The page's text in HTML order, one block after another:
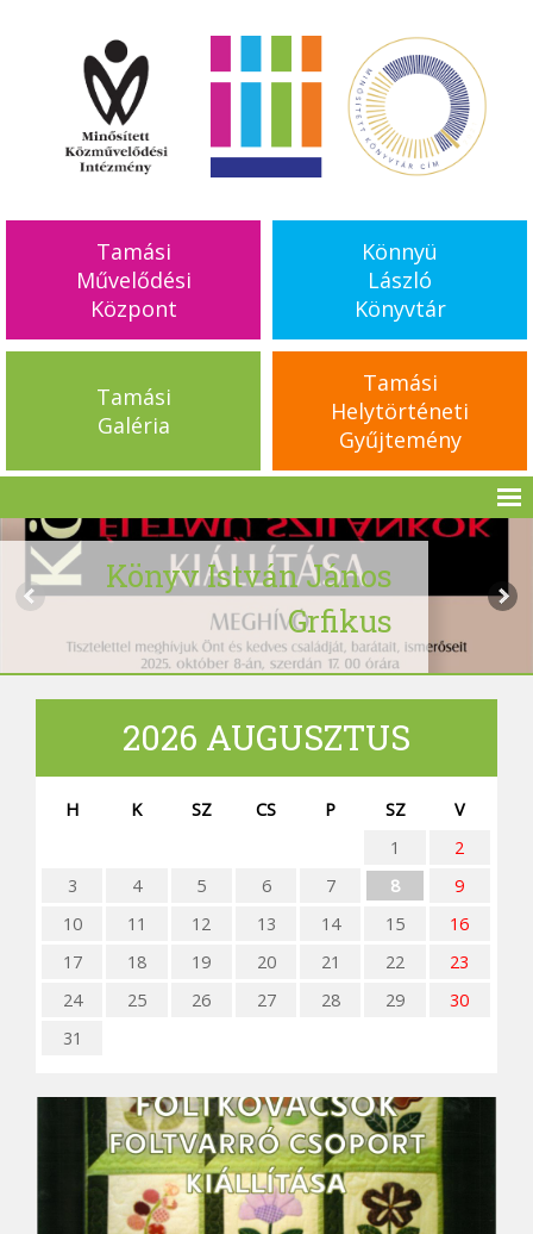
Tamási
Művelődési
Központ
Könnyü
László
Könyvtár
Tamási
Galéria
Tamási
Helytörténeti
Gyűjtemény
Könyv István János
Grfikus
2026 AUGUSZTUS
H K SZ CS P SZ
V
1
2
3
4 5 6 7 8
9
10
11 12 13 14 15
16
17
18 19 20 21 22
23
24
25 26 27 28 29
30
31